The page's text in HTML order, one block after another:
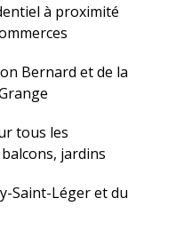
à proximité
Bernard et de la
tous les
jardins
Saint-Léger et du